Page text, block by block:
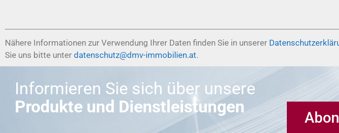
Nähere Informationen zur Verwendung Ihrer Daten finden Sie in unserer
Sie uns bitte unter datenschutz@dmv-immobilien.at.
Informieren Sie sich über unsere
Produkte und Dienstleistungen